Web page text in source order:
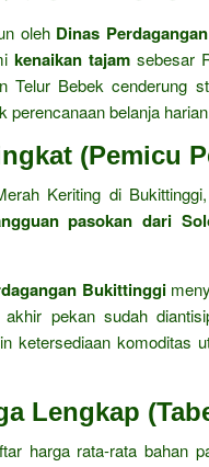
oleh Dinas
kenaikan tajamsebesar
Telur Bebek cenderung
perencanaan belanja
(Pemicu
Keriting di
pasokan dari
Bukittinggi
pekan sudah
ketersediaan komoditas
Lengkap
harga rata-rata bahan